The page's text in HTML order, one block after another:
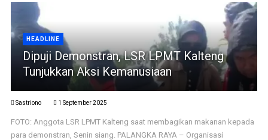
HEADLINE
Dipuji Demonstran, LSR LPMT Kalteng
Tunjukkan Aksi Kemanusiaan
Sastriono 1 September 2025
FOTO: Anggota LSR LPMT Kalteng saat membagikan makanan kepada
para demonstran, Senin siang. PALANGKA RAYA – Organisasi